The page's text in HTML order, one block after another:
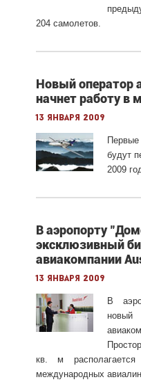
204 самолетов.
Новый оператор
начнет работу в
13 января 2009
Первые
будут
2009
В аэропорту
эксклюзивный
авиакомпании
13 января 2009
В
новый
кв. м
международных